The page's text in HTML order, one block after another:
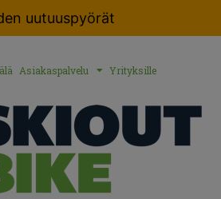
uutuuspyörät
Asiakaspalvelu Yrityksille